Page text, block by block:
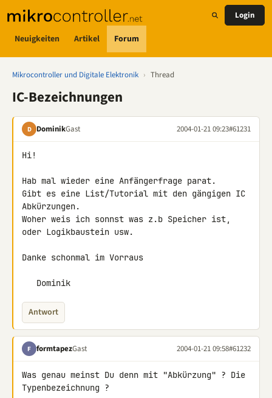
Neuigkeiten Artikel Forum
Login
Mikrocontroller und Digitale Elektronik › Thread
IC-Bezeichnungen
D DominikGast 2004-01-21 09:23#61231
Hi!
Hab mal wieder eine Anfängerfrage parat.
Gibt es eine List/Tutorial mit den gängigen IC
Abkürzungen.
Woher weis ich sonnst was z.b Speicher ist,
oder Logikbaustein usw.
Danke schonmal im Vorraus
   Dominik
Antwort
F formtapezGast 2004-01-21 09:58#61232
Was genau meinst Du denn mit "Abkürzung" ? Die
Typenbezeichnung ?